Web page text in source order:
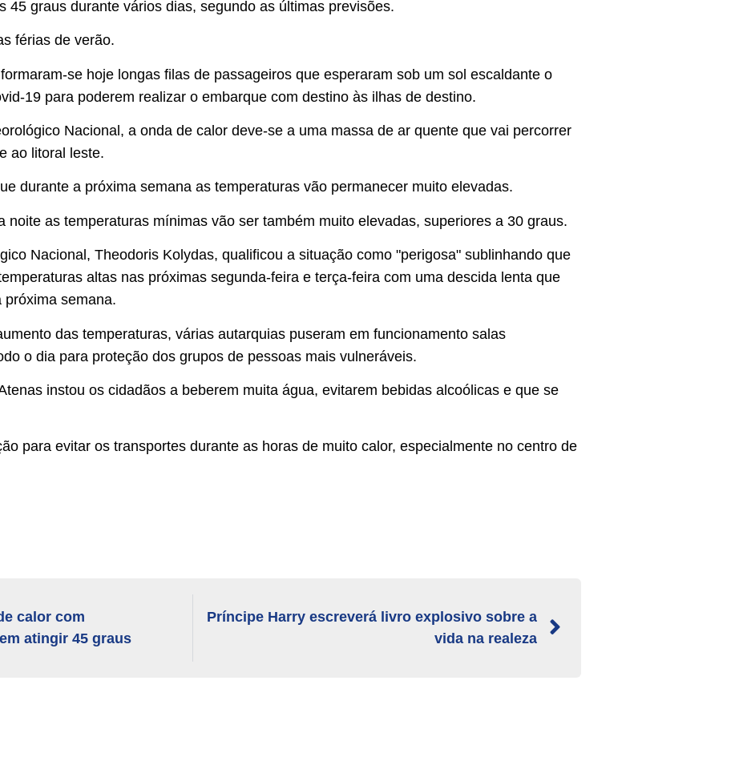
45 graus durante vários dias, segundo as últimas previsões.
férias de verão.
se hoje longas filas de passageiros que esperaram sob um sol escaldante o
19 para poderem realizar o embarque com destino às ilhas de destino.
Nacional, a onda de calor deve-se a uma massa de ar quente que vai percorrer
ao litoral leste.
durante a próxima semana as temperaturas vão permanecer muito elevadas.
noite as temperaturas mínimas vão ser também muito elevadas, superiores a 30 graus.
Nacional, Theodoris Kolydas, qualificou a situação como "perigosa" sublinhando que
altas nas próximas segunda-feira e terça-feira com uma descida lenta que
semana.
das temperaturas, várias autarquias puseram em funcionamento salas
o dia para proteção dos grupos de pessoas mais vulneráveis.
instou os cidadãos a beberem muita água, evitarem bebidas alcoólicas e que se
para evitar os transportes durante as horas de muito calor, especialmente no centro de
calor com
atingir 45 graus
Príncipe Harry escreverá livro explosivo sobre a
vida na realeza